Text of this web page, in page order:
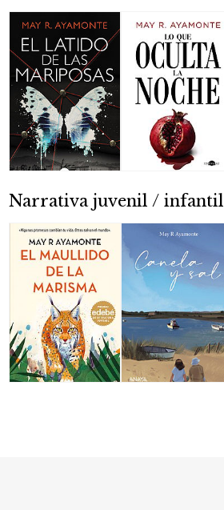
Narrativa juvenil / infantil